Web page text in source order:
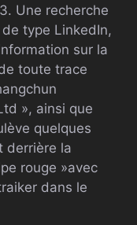
Une recherche
type LinkedIn,
sur la
toute trace
», ainsi que
quelques
derrière la
rouge »avec
dans le